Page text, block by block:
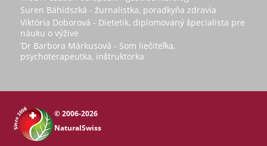
Suren Báhidszká - žurnalistka, poradkyňa zdravia
Viktória Doborová - Dietetik, diplomovaný špecialista pre
náuku o výžive
’Dr Barbora Márkusová - Som liečiteľka,
psychoterapeutka, inštruktorka
© 2006-2026
NaturalSwiss